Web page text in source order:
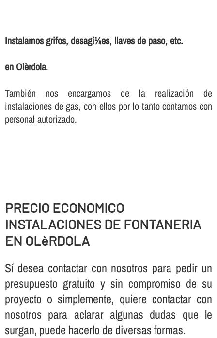
Instalamos grifos, desagí¼es, llaves de paso, etc.
en Olèrdola.
También nos encargamos de la realización de
instalaciones de gas, con ellos por lo tanto contamos con
personal autorizado.
PRECIO ECONOMICO
INSTALACIONES DE FONTANERIA
EN OLèRDOLA
Sí­ desea contactar con nosotros para pedir un
presupuesto gratuito y sin compromiso de su
proyecto o simplemente, quiere contactar con
nosotros para aclarar algunas dudas que le
surgan, puede hacerlo de diversas formas.